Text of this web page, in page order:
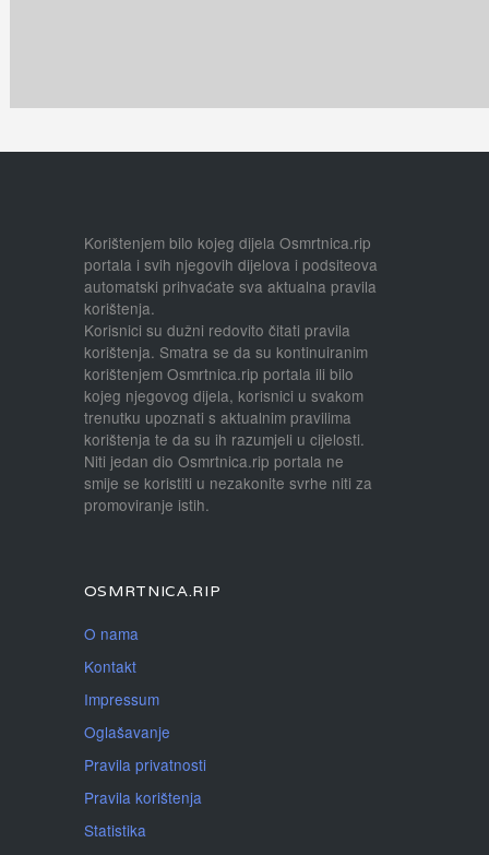
Korištenjem bilo kojeg dijela Osmrtnica.rip
portala i svih njegovih dijelova i podsiteova
automatski prihvaćate sva aktualna pravila
korištenja.
Korisnici su dužni redovito čitati pravila
korištenja. Smatra se da su kontinuiranim
korištenjem Osmrtnica.rip portala ili bilo
kojeg njegovog dijela, korisnici u svakom
trenutku upoznati s aktualnim pravilima
korištenja te da su ih razumjeli u cijelosti.
Niti jedan dio Osmrtnica.rip portala ne
smije se koristiti u nezakonite svrhe niti za
promoviranje istih.
OSMRTNICA.RIP
O nama
Kontakt
Impressum
Oglašavanje
Pravila privatnosti
Pravila korištenja
Statistika